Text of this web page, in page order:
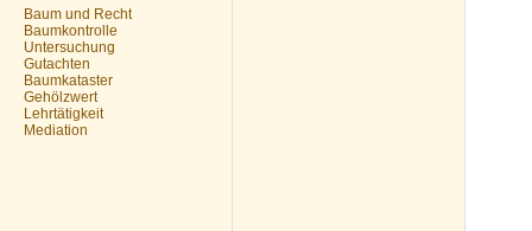
Baum und Recht
Baumkontrolle
Untersuchung
Gutachten
Baumkataster
Gehölzwert
Lehrtätigkeit
Mediation